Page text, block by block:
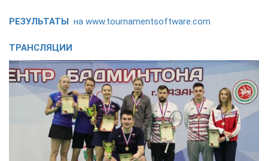
РЕЗУЛЬТАТЫ на www.tournamentsoftware.com
ТРАНСЛЯЦИИ